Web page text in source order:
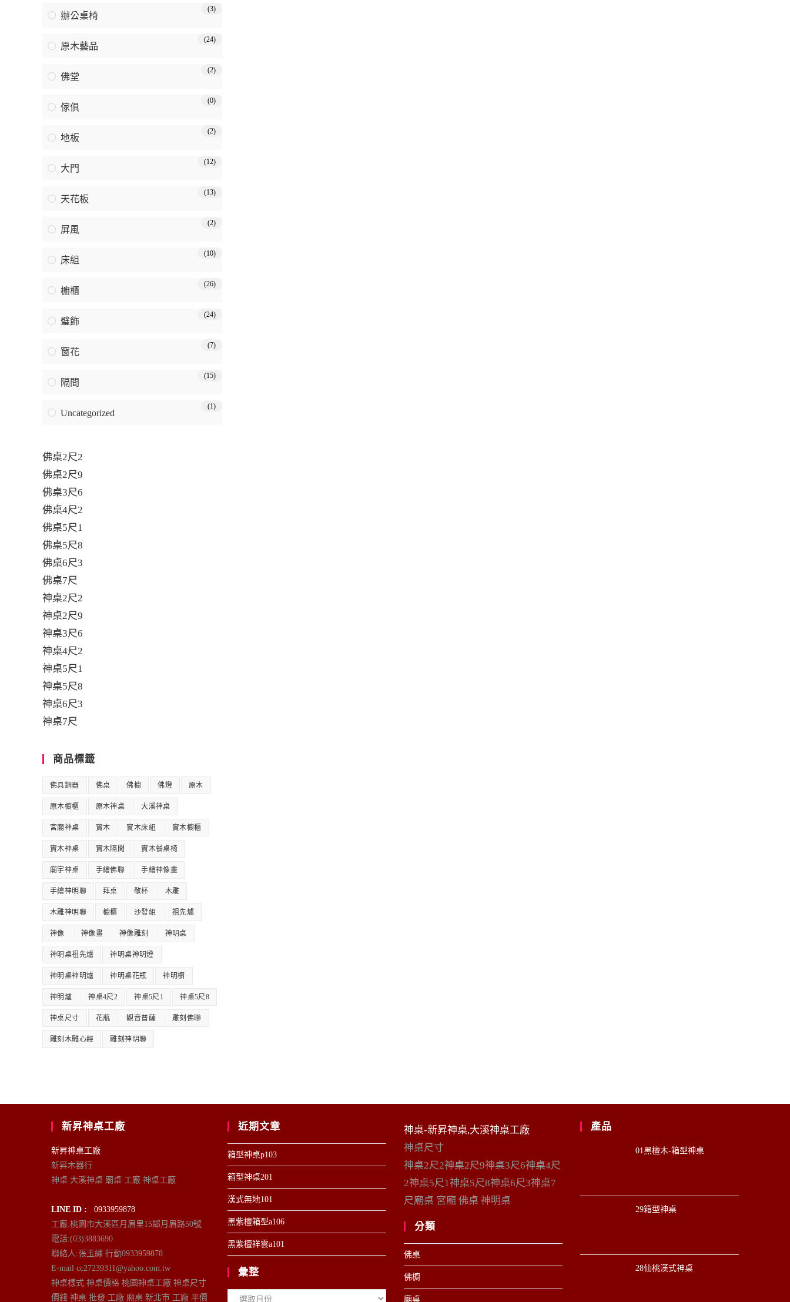
辦公桌椅
(3)
原木藝品
(24)
佛堂
(2)
傢俱
(0)
地板
(2)
大門
(12)
天花板
(13)
屏風
(2)
床組
(10)
櫥櫃
(26)
璧飾
(24)
窗花
(7)
隔間
(15)
Uncategorized
(1)
佛桌2尺2
佛桌2尺9
佛桌3尺6
佛桌4尺2
佛桌5尺1
佛桌5尺8
佛桌6尺3
佛桌7尺
神桌2尺2
神桌2尺9
神桌3尺6
神桌4尺2
神桌5尺1
神桌5尺8
神桌6尺3
神桌7尺
商品標籤
佛具銅器 佛桌 佛櫥 佛燈 原木
原木櫥櫃 原木神桌 大溪神桌
宮廟神桌 實木 實木床組 實木櫥櫃
實木神桌 實木隔間 實木餐桌椅
廟宇神桌 手繪佛聯 手繪神像畫
手繪神明聯 拜桌 敬杯 木雕
木雕神明聯 櫥櫃 沙發組 祖先爐
神像 神像畫 神像雕刻 神明桌
神明桌祖先爐 神明桌神明燈
神明桌神明爐 神明桌花瓶 神明櫥
神明爐 神桌4尺2 神桌5尺1 神桌5尺8
神桌尺寸 花瓶 觀音普薩 雕刻佛聯
雕刻木雕心經 雕刻神明聯
新昇神桌工廠
新昇神桌工廠
新昇木器行
神桌 大溪神桌 廟桌 工廠 神桌工廠
LINE ID :
0933959878
工廠:桃園市大溪區月眉里15鄰月眉路50號
電話:(03)3883690
聯絡人:張玉繡 行動0933959878
E-mail cc27239311@yahoo.com.tw
神桌樣式 神桌價格 桃園神桌工廠 神桌尺寸
價錢 神桌 批發 工廠 廟桌 新北市 工廠 平價
近期文章
箱型神桌p103
箱型神桌201
漢式無地101
黑紫檀箱型a106
黑紫檀祥雲a101
彙整
神桌-新昇神桌,大溪神桌工廠
神桌尺寸
神桌2尺2神桌2尺9神桌3尺6神桌4尺
2神桌5尺1神桌5尺8神桌6尺3神桌7
尺廟桌 宮廟 佛桌 神明桌
分類
佛桌
佛櫥
廟桌
產品
01黑檀木-箱型神桌
29箱型神桌
28仙桃漢式神桌